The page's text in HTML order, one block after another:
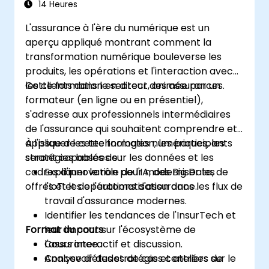
14 Heures
L'assurance à l'ère du numérique est un
aperçu appliqué montrant comment la
transformation numérique bouleverse les
produits, les opérations et l'interaction avec
les clients dans le secteur des assurances.
Cette formation en direct, animée par un
formateur (en ligne ou en présentiel),
s'adresse aux professionnels intermédiaires
de l'assurance qui souhaitent comprendre et
appliquer les technologies numériques, les
stratégies basées sur les données et les
cadres d'innovation pour moderniser les
offres et les opérations d'assurance.
À l'issue de cette formation, les participants
seront capables de :
Expliquer le rôle de l'IA, des Big Data, de
l'IoT et de l'automatisation dans les flux de
travail d'assurance modernes.
Identifier les tendances de l'InsurTech et
leur impact sur l'écosystème de
l'assurance.
Concevoir des stratégies centrées sur le
Format du cours
Cours interactif et discussion.
Analyse d'études de cas et ateliers de